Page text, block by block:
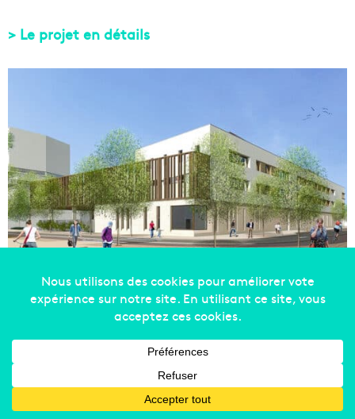
> Le projet en détails
Un nouvel hôtel avec bar en rooftop sur
le boulevard des Dames
Le groupe allemand Ruby Hotels a jeté son dévolu